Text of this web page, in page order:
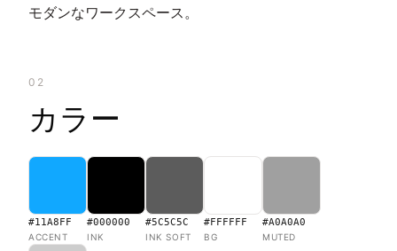
モダンなワークスペース。
02
カラー
#11A8FF
ACCENT
#000000
INK
#5C5C5C
INK SOFT
#FFFFFF
BG
#A0A0A0
MUTED